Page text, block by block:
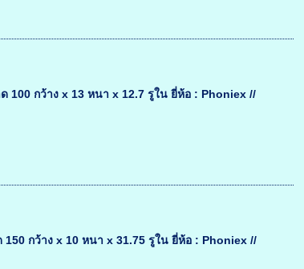
100 กว้าง x 13 หนา x 12.7 รูใน ยี่ห้อ : Phoniex //
150 กว้าง x 10 หนา x 31.75 รูใน ยี่ห้อ : Phoniex //